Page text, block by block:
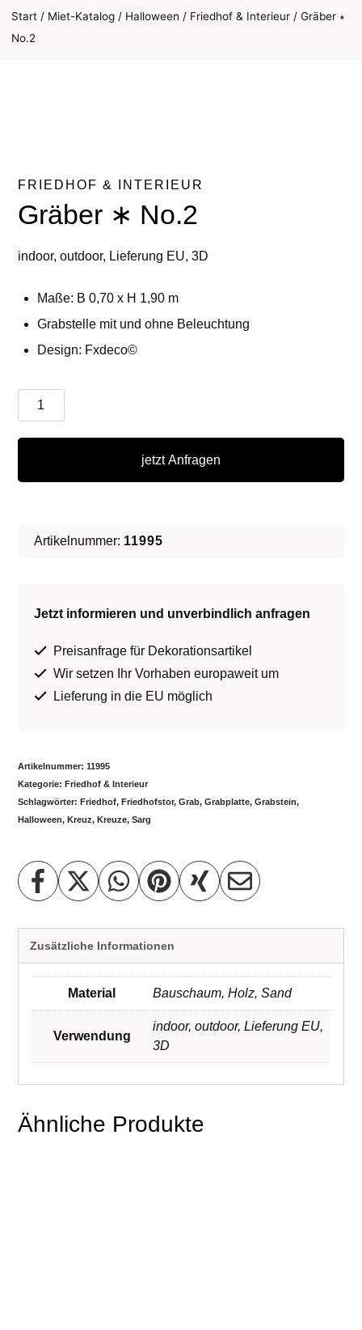
Start / Miet-Katalog / Halloween / Friedhof & Interieur / Gräber ∗
No.2
FRIEDHOF & INTERIEUR
Gräber ∗ No.2
indoor, outdoor, Lieferung EU, 3D
Maße: B 0,70 x H 1,90 m
Grabstelle mit und ohne Beleuchtung
Design: Fxdeco©
Gräber
Menge
jetzt Anfragen
Artikelnummer: 11995
Jetzt informieren und unverbindlich anfragen
Preisanfrage für Dekorationsartikel
Wir setzen Ihr Vorhaben europaweit um
Lieferung in die EU möglich
Artikelnummer: 11995
Kategorie: Friedhof & Interieur
Schlagwörter: Friedhof, Friedhofstor, Grab, Grabplatte, Grabstein,
Halloween, Kreuz, Kreuze, Sarg
Zusätzliche Informationen
Material Bauschaum, Holz, Sand
Verwendung
indoor, outdoor, Lieferung EU,
3D
Ähnliche Produkte